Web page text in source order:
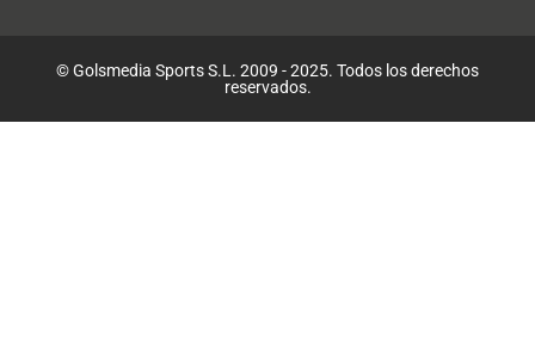
© Golsmedia Sports S.L. 2009 - 2025. Todos los derechos
reservados.